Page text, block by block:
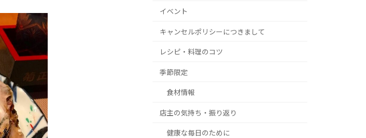
イベント
キャンセルポリシーにつきまして
レシピ・料理のコツ
季節限定
食材情報
店主の気持ち・振り返り
健康な毎日のために